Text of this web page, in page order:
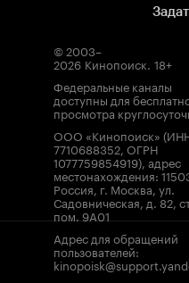
© 2003–
2026 Кинопоиск. 18+
Федеральные каналы
доступны для
просмотра
ООО «Кинопоиск»
7710688352, ОГРН
1077759854919), адрес
местонахождения:
Россия, г. Москва, ул.
Садовническая, д. 82,
пом. 9А01
Адрес для обращений
пользователей: